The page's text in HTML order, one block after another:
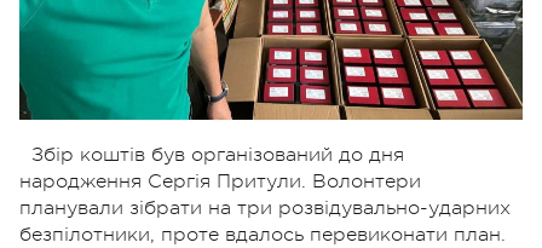
Збір коштів був організований до дня
народження Сергія Притули. Волонтери
планували зібрати на три розвідувально-ударних
безпілотники, проте вдалось перевиконати план.